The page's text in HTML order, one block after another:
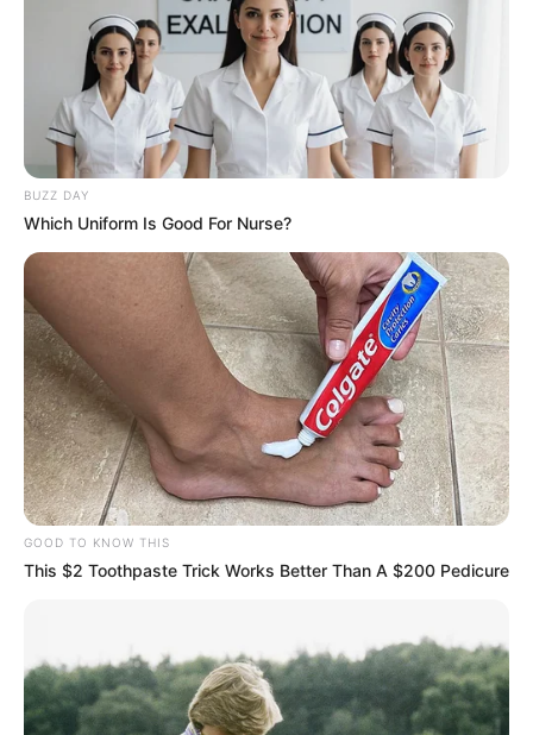
BUZZ DAY
Which Uniform Is Good For Nurse?
GOOD TO KNOW THIS
This $2 Toothpaste Trick Works Better Than A $200 Pedicure